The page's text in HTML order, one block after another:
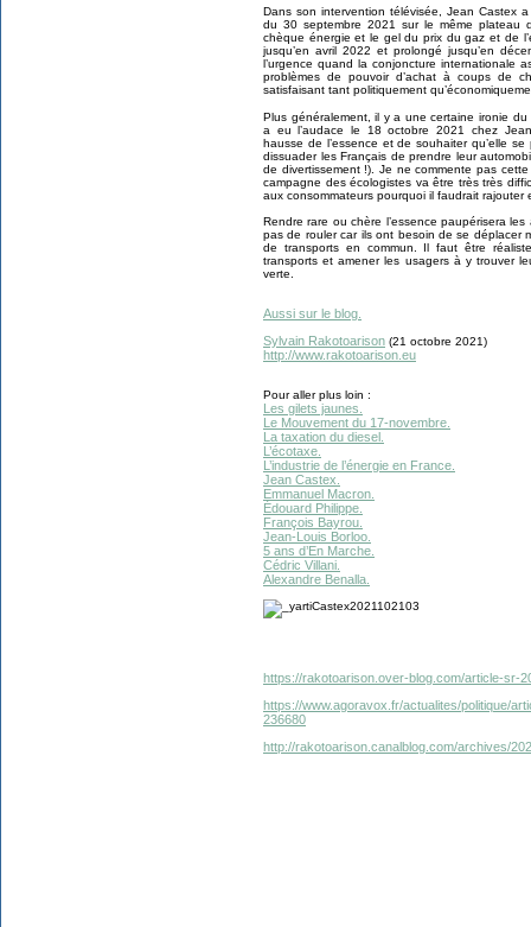
Dans son intervention télévisée, Jean Castex
du 30 septembre 2021 sur le même
chèque énergie et le gel du prix du gaz et de
jusqu’en avril 2022 et prolongé jusqu’en
l’urgence quand la conjoncture internationale
problèmes de pouvoir d’achat à coups de
satisfaisant tant politiquement
Plus généralement, il y a une certaine ironie
a eu l’audace le 18 octobre 2021 chez
hausse de l’essence et de souhaiter qu’elle
dissuader les Français de prendre leur
de divertissement !). Je ne commente pas
campagne des écologistes va être très très
aux consommateurs pourquoi il faudrait rajouter
Rendre rare ou chère l’essence paupérisera
pas de rouler car ils ont besoin de se déplacer
de transports en commun. Il faut être
transports et amener les usagers à y trouver
verte.
Aussi sur le blog.
Sylvain Rakotoarison (21 octobre 2021)
http://www.rakotoarison.eu
Pour aller plus loin :
Les gilets jaunes.
Le Mouvement du 17-novembre.
La taxation du diesel.
L’écotaxe.
L’industrie de l’énergie en France.
Jean Castex.
Emmanuel Macron.
Édouard Philippe.
François Bayrou.
Jean-Louis Borloo.
5 ans d’En Marche.
Cédric Villani.
Alexandre Benalla.
https://rakotoarison.over-blog.com/article-sr-
https://www.agoravox.fr/actualites/politique/
236680
http://rakotoarison.canalblog.com/archives/